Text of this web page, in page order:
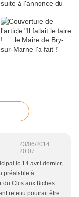
23/06/2014
20:07
le 14 avril dernier,
préalable à
du Clos aux Biches
retenu pourrait être